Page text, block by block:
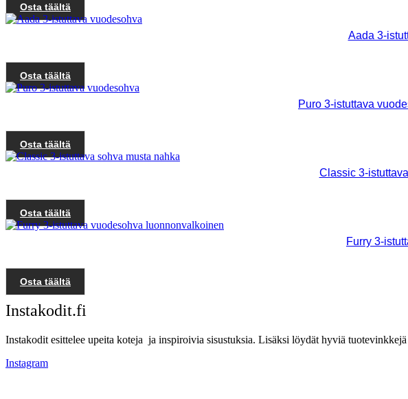
Osta täältä
Aada 3-
Osta täältä
Puro 3-istuttava
Osta täältä
Classic 3-
Osta täältä
Furry 3-
Osta täältä
Instakodit.fi
Instakodit esittelee upeita koteja ja inspiroivia sisustuksia. Lisäksi löydät hyviä
Instagram